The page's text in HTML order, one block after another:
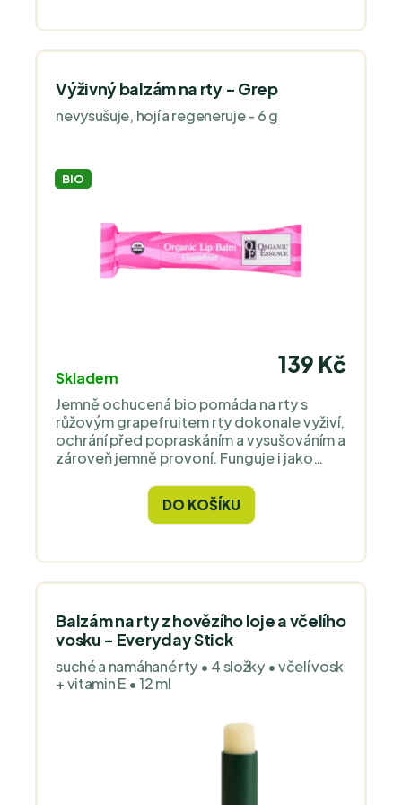
Výživný balzám na rty - Grep
nevysušuje, hojí a regeneruje - 6 g
BIO
Skladem
139 Kč
Jemně ochucená bio pomáda na rty s
růžovým grapefruitem rty dokonale vyživí,
ochrání před popraskáním a vysušováním a
zároveň jemně provoní. Funguje i jako
kompletně rozložitelném zero waste
DO KOŠÍKU
Balzám na rty z hovězího loje a včelího
vosku - Everyday Stick
suché a namáhané rty • 4 složky • včelí vosk
+ vitamin E • 12 ml